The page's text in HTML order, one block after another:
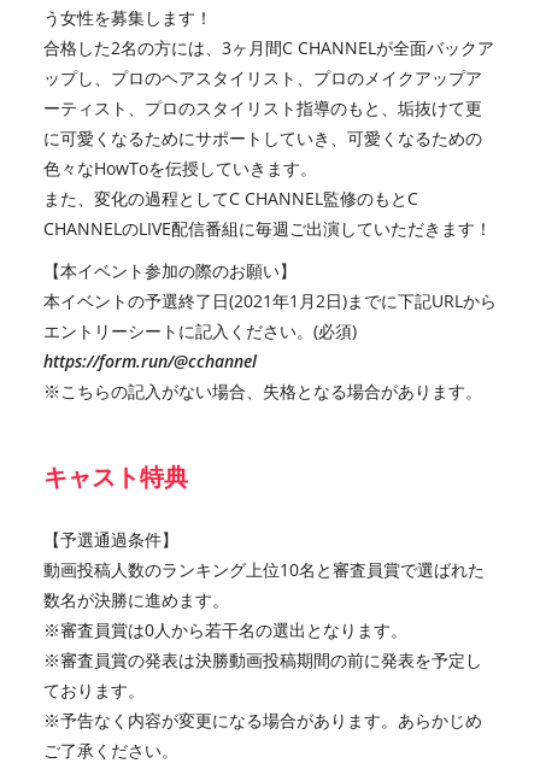
う女性を募集します！
合格した2名の方には、3ヶ月間C CHANNELが全面バックア
ップし、プロのヘアスタイリスト、プロのメイクアップア
ーティスト、プロのスタイリスト指導のもと、垢抜けて更
に可愛くなるためにサポートしていき、可愛くなるための
色々なHowToを伝授していきます。
また、変化の過程としてC CHANNEL監修のもとC
CHANNELのLIVE配信番組に毎週ご出演していただきます！
【本イベント参加の際のお願い】
本イベントの予選終了日(2021年1月2日)までに下記URLから
エントリーシートに記入ください。(必須)
https://form.run/@cchannel
※こちらの記入がない場合、失格となる場合があります。
キャスト特典
【予選通過条件】
動画投稿人数のランキング上位10名と審査員賞で選ばれた
数名が決勝に進めます。
※審査員賞は0人から若干名の選出となります。
※審査員賞の発表は決勝動画投稿期間の前に発表を予定し
ております。
※予告なく内容が変更になる場合があります。あらかじめ
ご了承ください。